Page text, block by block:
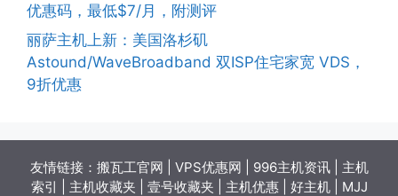
优惠码，最低$7/月，附测评
丽萨主机上新：美国洛杉矶
Astound/WaveBroadband 双ISP住宅家宽 VDS，
9折优惠
友情链接： 搬瓦工官网 VPS优惠网 996主机资讯| 主机
索引
主机收藏夹 壹号收藏夹 主机优惠| 好主机| MJJ